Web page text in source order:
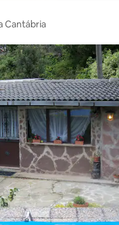
Cantábria